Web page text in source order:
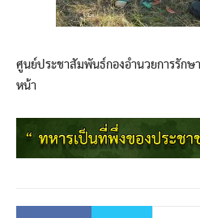
ศูนย์ประชาสัมพันธ์กองอำนวยการรัก
หน้า